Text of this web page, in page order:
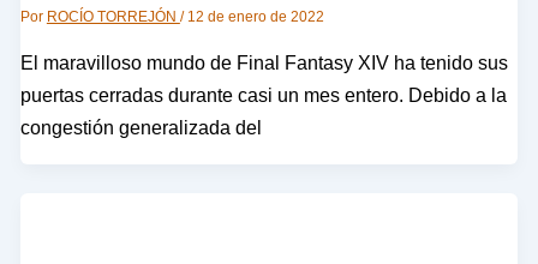
Por ROCÍO TORREJÓN / 12 de enero de 2022
El maravilloso mundo de Final Fantasy XIV ha tenido sus
puertas cerradas durante casi un mes entero. Debido a la
congestión generalizada del